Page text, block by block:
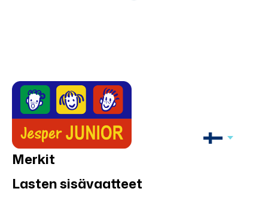
Merkit
Lasten sisävaatteet